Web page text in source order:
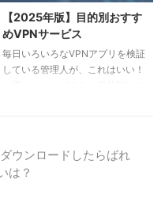
VPNとの比較 評判と感想
PrivadoVPNの機能と料金
PrivadoVPNの基本機能と、プラ
ンの違いについてご紹介します。
PrivadoVP ...
【2025年版】目的別おすす
めVPNサービス
毎日いろいろなVPNアプリを検証
している管理人が、これはいい！
のおすすめVPNサービス VPN以
外のおすすめサービス 有料おす
すめVPN 3選 匿名性、中国から
ウンロードしたらばれ
は？